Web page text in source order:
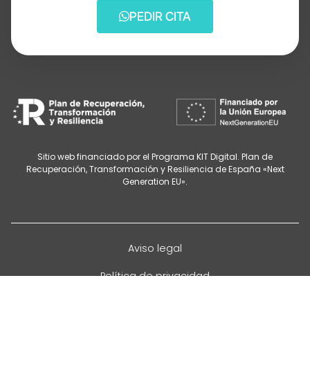
PEDIR CITA
Sitio web financiado por el Programa KIT Digital. Plan de
Recuperación, Transformación y Resiliencia de España «Next
Generation EU».
Aviso legal
Política de privacidad